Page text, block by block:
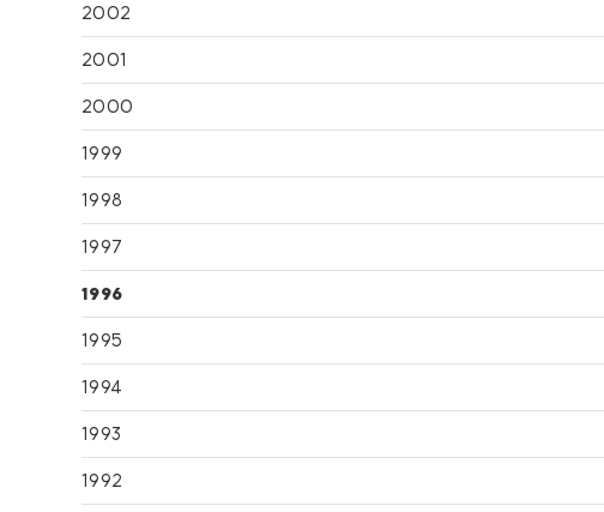
2002
2001
2000
1999
1998
1997
1996
1995
1994
1993
1992